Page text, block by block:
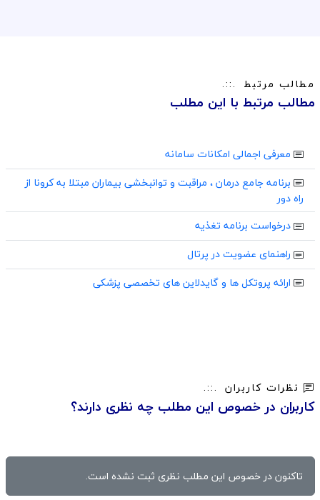
مطالب مرتبط
مطالب مرتبط با این مطلب
معرفی اجمالی امکانات سامانه
برنامه جامع درمان ، مراقبت و توانبخشی بیماران مبتلا به کرونا از
راه دور
درخواست برنامه تغذیه
راهنمای عضویت در پرتال
ارائه پروتکل ها و گایدلاین های تخصصی پزشکی
نظرات کاربران
کاربران در خصوص این مطلب چه نظری دارند؟
تاکنون در خصوص این مطلب نظری ثبت نشده است.